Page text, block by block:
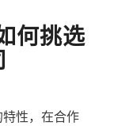
何挑选
性，在合作